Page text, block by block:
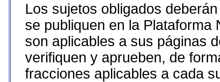
Los sujetos obligados
se publiquen en la
son aplicables a sus páginas
verifiquen y aprueben, de
fracciones aplicables a cada